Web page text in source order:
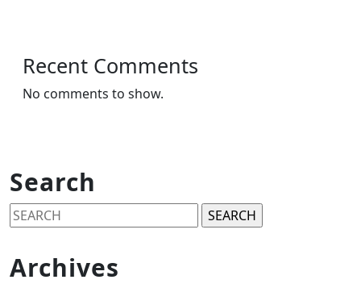
Recent Comments
No comments to show.
Search
Search
for:
Archives